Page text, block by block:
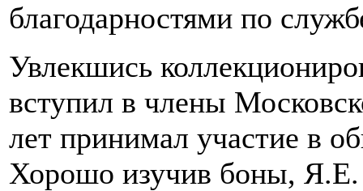
благодарностями по
Увлекшись
вступил в члены
лет принимал участие в
Хорошо изучив боны,